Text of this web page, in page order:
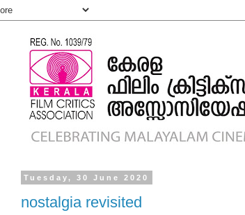
Tuesday, 30 June 2020
nostalgia revisited